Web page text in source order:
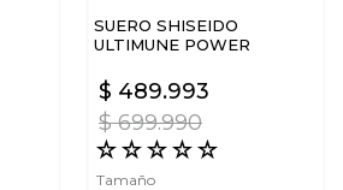
SUERO SHISEIDO
ULTIMUNE POWER
$ 699.990
$ 489.993
☆☆☆☆☆
Tamaño